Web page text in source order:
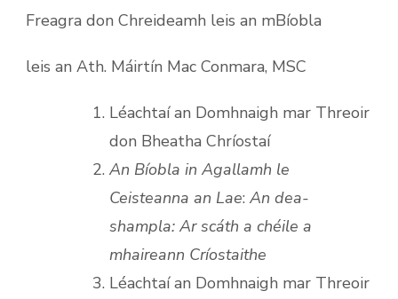
Freagra don Chreideamh leis an mBíobla
leis an Ath. Máirtín Mac Conmara, MSC
Léachtaí an Domhnaigh mar Threoir
don Bheatha Chríostaí
An Bíobla in Agallamh le
Ceisteanna an Lae: An dea-
shampla: Ar scáth a chéile a
mhaireann Críostaithe
Léachtaí an Domhnaigh mar Threoir